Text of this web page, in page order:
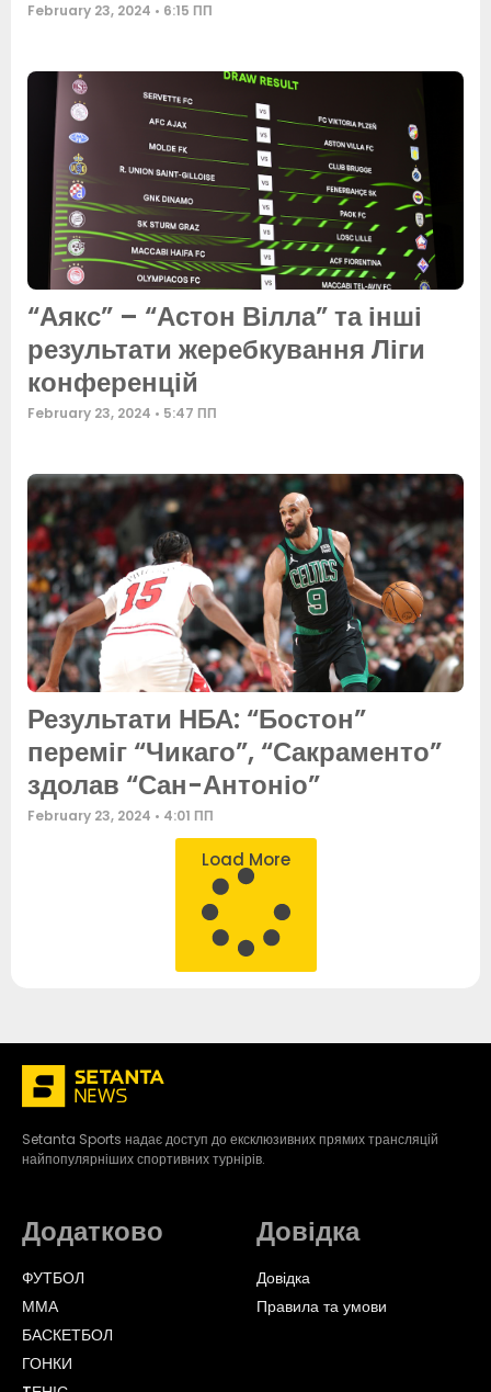
February 23, 2024 6:15 ПП
“Аякс” – “Астон Вілла” та інші
результати жеребкування Ліги
конференцій
February 23, 2024 5:47 ПП
Результати НБА: “Бостон”
переміг “Чикаго”, “Сакраменто”
здолав “Сан-Антоніо”
February 23, 2024 4:01 ПП
Load More
Setanta Sports надає доступ до ексклюзивних прямих трансляцій
найпопулярніших спортивних турнірів.
Додатково
ФУТБОЛ
ММА
БАСКЕТБОЛ
ГОНКИ
Довідка
Довідка
Правила та умови